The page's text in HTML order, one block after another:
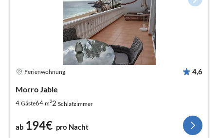
Ferienwohnung 4,6
Morro Jable
4 Gäste64 m22 Schlafzimmer
ab 194€ pro Nacht